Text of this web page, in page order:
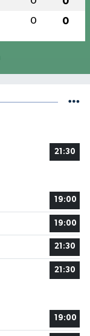
0 0
21:30
19:00
19:00
21:30
21:30
19:00